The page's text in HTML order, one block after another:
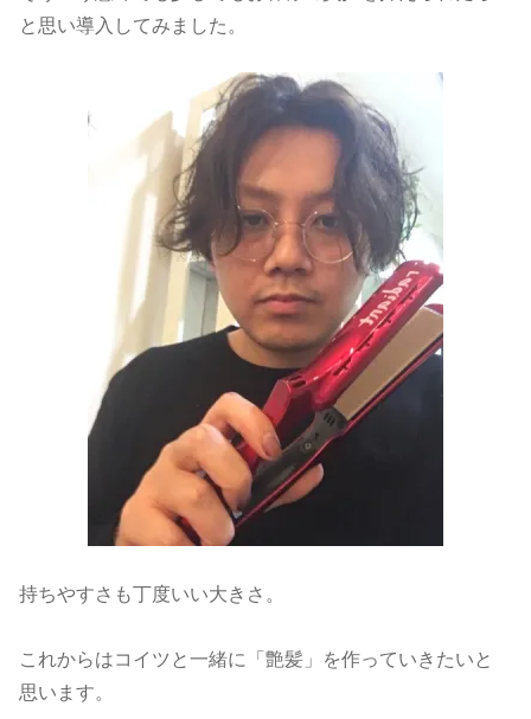
と思い導入してみました。
持ちやすさも丁度いい大きさ。
これからはコイツと一緒に「艶髪」を作っていきたいと
思います。